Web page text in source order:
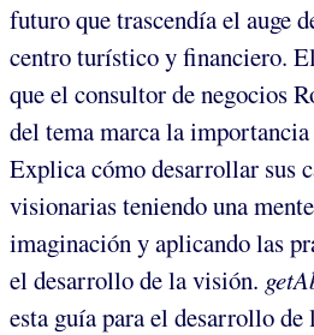
futuro que trascendía el auge
centro turístico y financiero.
que el consultor de negocios
del tema marca la
Explica cómo desarrollar sus
visionarias teniendo una
imaginación y aplicando las
el desarrollo de la visión.
esta guía para el desarrollo